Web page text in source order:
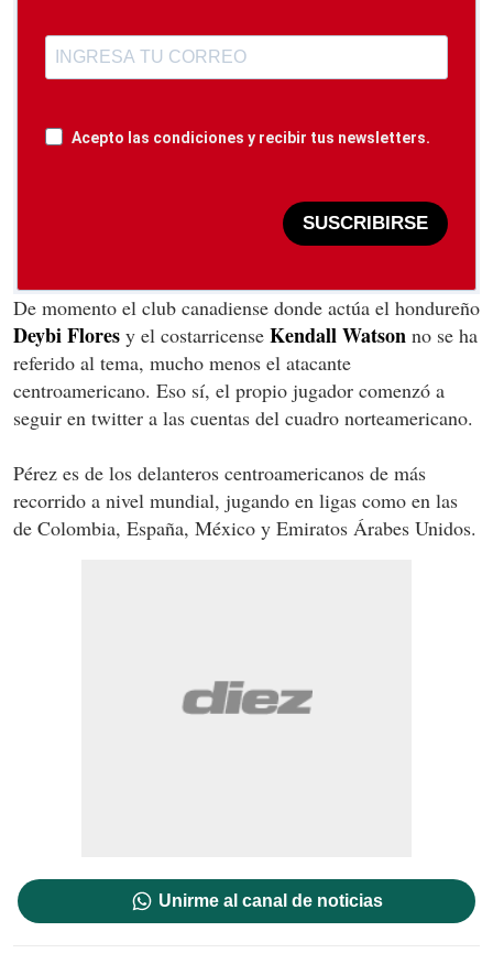
Acepto las condiciones y recibir tus newsletters.
SUSCRIBIRSE
De momento el club canadiense donde actúa el hondureño
Deybi Flores y el costarricense Kendall Watson no se ha
referido al tema, mucho menos el atacante
centroamericano. Eso sí, el propio jugador comenzó a
seguir en twitter a las cuentas del cuadro norteamericano.
Pérez es de los delanteros centroamericanos de más
recorrido a nivel mundial, jugando en ligas como en las
de Colombia, España, México y Emiratos Árabes Unidos.
Unirme al canal de noticias